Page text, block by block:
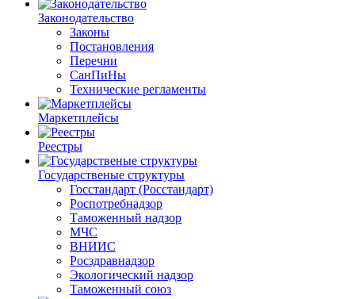
Законодательство
Законы
Постановления
Перечни
СанПиНы
Технические регламенты
Маркетплейсы
Реестры
Государственые структуры
Госстандарт (Росстандарт)
Роспотребнадзор
Таможенный надзор
МЧС
ВНИИС
Росздравнадзор
Экологический надзор
Таможенный союз